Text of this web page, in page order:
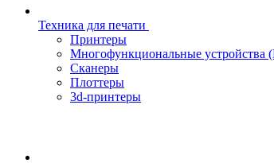
Техника для печати
Принтеры
Многофункциональные
Сканеры
Плоттеры
3d-принтеры